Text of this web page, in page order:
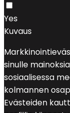
Yes
Kuvaus
sinulle
sosiaalisessa
kolmannen
Evästeiden